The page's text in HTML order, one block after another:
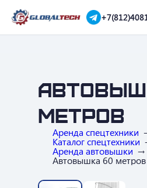
метров
Аренда спецтехники
Каталог спецтехники
Аренда автовышки
Автовышка 60 метров
‹